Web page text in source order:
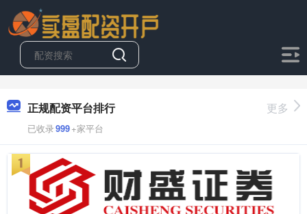
正规配资平台排行
已收录999+家平台
更多